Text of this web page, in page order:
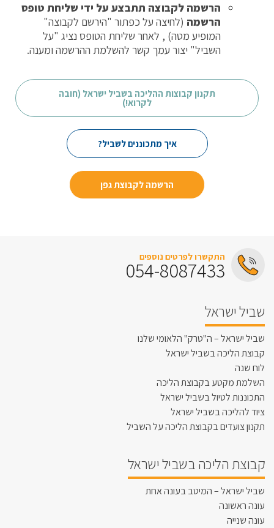
הרשמה לקבוצה תתבצע על ידי שליחת טופס
הרשמה (לחיצה על כפתור "הירשם לקבוצה"
המופיע מטה) , לאחר שליחת הטופס נציג "על
השביל" יצור עמך קשר להשלמת ההרשמה ומענה.
תקנון קבוצות ההליכה בשביל ישראל (חובה
לקרוא!)
איך מתכוננים לשביל?
הרשמה לקבוצת גפן
התקשרו לפרטים נוספים
054-8087433
שביל ישראל
שביל ישראל – ה"טרק" הלאומי שלנו
קבוצת הליכה בשביל ישראל
לוח שנה
השלמת מקטע בקבוצת הליכה
התכוננות לטיול בשביל ישראל
ציוד להליכה בשביל ישראל
תקנון צועדים בקבוצת הליכה על השביל
קבוצת הליכה בשביל ישראל
שביל ישראל – המיטב בעונה אחת
עונה ראשונה
עונה שנייה